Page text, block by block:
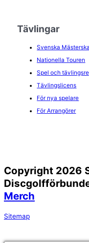
Tävlingar
Svenska
Nationella Touren
Spel och
Tävlingslicens
För nya spelare
För Arrangörer
Copyright 2026
Merch
Sitemap